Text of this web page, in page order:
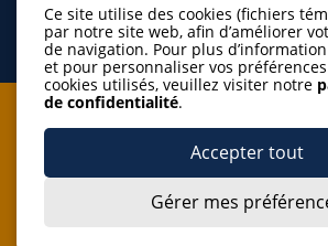
Je m'abonne à
J’accepte de m’abonner à l’infolettre de La
Ce site utilise des cookies (fichiers
par notre site web, afin d’améliorer
de navigation. Pour plus
et pour personnaliser vos
cookies utilisés, veuillez visiter notre
de confidentialité.
Accepter tout
Gérer mes